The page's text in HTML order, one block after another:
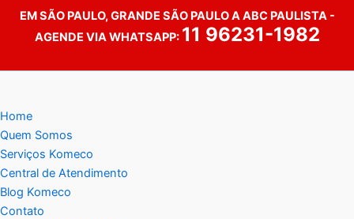
EM SÃO PAULO, GRANDE SÃO PAULO A ABC PAULISTA -
AGENDE VIA WHATSAPP: 11 96231-1982
Home
Quem Somos
Serviços Komeco
Central de Atendimento
Blog Komeco
Contato